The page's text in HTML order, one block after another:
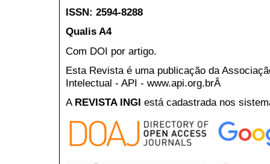
ISSN: 2594-8288
Qualis A4
Com DOI por artigo.
Esta Revista é uma publicação da
Intelectual - API - www.api.org.brÂ
A REVISTA INGI está cadastrada nos